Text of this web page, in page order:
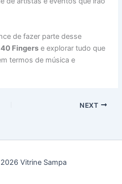
de fazer parte desse
40 Fingers e explorar tudo que
termos de música e
NEXT
Vitrine Sampa